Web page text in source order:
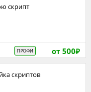
скрипт
от 500₽
ПРОФИ
скриптов